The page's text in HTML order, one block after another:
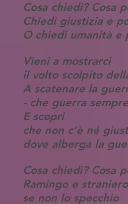
Cosa chiedi? Cosa
Chiedi giustizia e
O chiedi umanità e
Vieni a mostrarci
il volto scolpito
A scatenare la
- che guerra
E scopri
che non c’è né
dove alberga la
Cosa chiedi? Cosa
Ramingo e
se non lo specchio